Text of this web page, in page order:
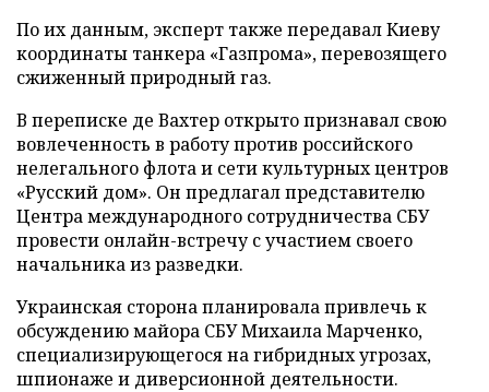
По их данным, эксперт также передавал Киеву
координаты танкера «Газпрома», перевозящего
сжиженный природный газ.
В переписке де Вахтер открыто признавал свою
вовлеченность в работу против российского
нелегального флота и сети культурных центров
«Русский дом». Он предлагал представителю
Центра международного сотрудничества СБУ
провести онлайн-встречу с участием своего
начальника из разведки.
Украинская сторона планировала привлечь к
обсуждению майора СБУ Михаила Марченко,
специализирующегося на гибридных угрозах,
шпионаже и диверсионной деятельности.